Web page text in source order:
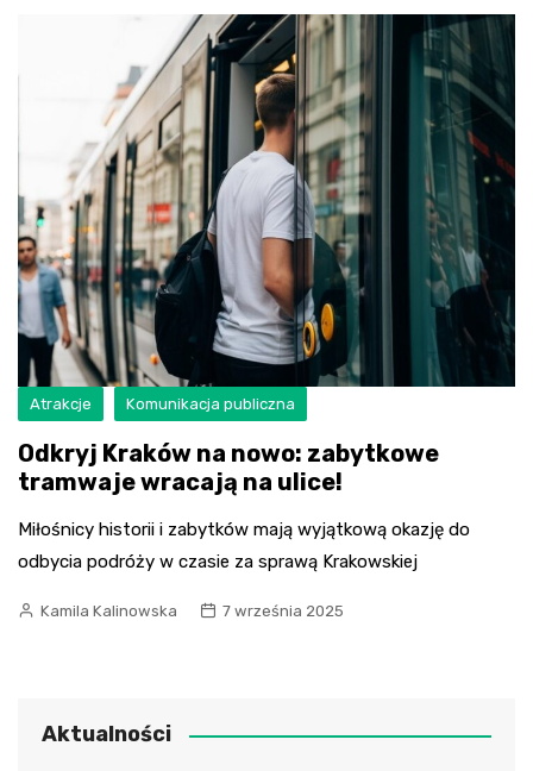
Atrakcje Komunikacja publiczna
Odkryj Kraków na nowo: zabytkowe
tramwaje wracają na ulice!
Miłośnicy historii i zabytków mają wyjątkową okazję do
odbycia podróży w czasie za sprawą Krakowskiej
Kamila Kalinowska 7 września 2025
Aktualności